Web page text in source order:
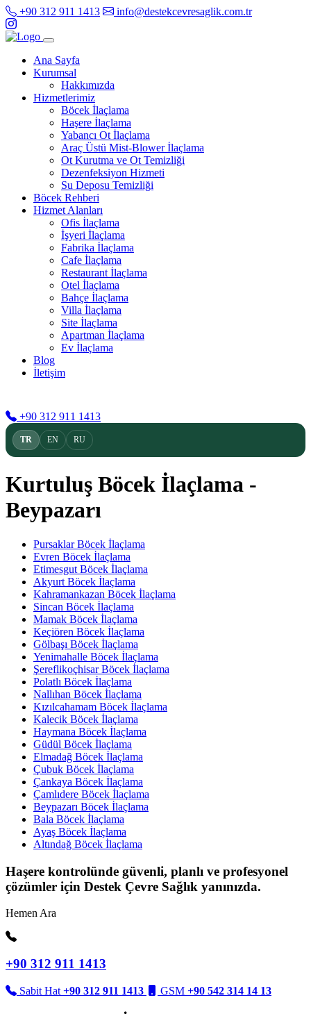
+90 312 911 1413 info@destekcevresaglik.com.tr
Ana Sayfa
Kurumsal
Hakkımızda
Hizmetlerimiz
Böcek İlaçlama
Haşere İlaçlama
Yabancı Ot İlaçlama
Araç Üstü Mist-Blower İlaçlama
Ot Kurutma ve Ot Temizliği
Dezenfeksiyon Hizmeti
Su Deposu Temizliği
Böcek Rehberi
Hizmet Alanları
Ofis İlaçlama
İşyeri İlaçlama
Fabrika İlaçlama
Cafe İlaçlama
Restaurant İlaçlama
Otel İlaçlama
Bahçe İlaçlama
Villa İlaçlama
Site İlaçlama
Apartman İlaçlama
Ev İlaçlama
Blog
İletişim
+90 312 911 1413
TR EN RU
Kurtuluş Böcek İlaçlama -
Beypazarı
Pursaklar Böcek İlaçlama
Evren Böcek İlaçlama
Etimesgut Böcek İlaçlama
Akyurt Böcek İlaçlama
Kahramankazan Böcek İlaçlama
Sincan Böcek İlaçlama
Mamak Böcek İlaçlama
Keçiören Böcek İlaçlama
Gölbaşı Böcek İlaçlama
Yenimahalle Böcek İlaçlama
Şereflikoçhisar Böcek İlaçlama
Polatlı Böcek İlaçlama
Nallıhan Böcek İlaçlama
Kızılcahamam Böcek İlaçlama
Kalecik Böcek İlaçlama
Haymana Böcek İlaçlama
Güdül Böcek İlaçlama
Elmadağ Böcek İlaçlama
Çubuk Böcek İlaçlama
Çankaya Böcek İlaçlama
Çamlıdere Böcek İlaçlama
Beypazarı Böcek İlaçlama
Bala Böcek İlaçlama
Ayaş Böcek İlaçlama
Altındağ Böcek İlaçlama
Haşere kontrolünde güvenli, planlı ve profesyonel
çözümler için Destek Çevre Sağlık yanınızda.
Hemen Ara
+90 312 911 1413
Sabit Hat +90 312 911 1413 GSM +90 542 314 14 13